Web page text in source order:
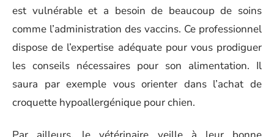
est vulnérable et a besoin de beaucoup de soins
comme l’administration des vaccins. Ce professionnel
dispose de l’expertise adéquate pour vous prodiguer
les conseils nécessaires pour son alimentation. Il
saura par exemple vous orienter dans l’achat de
croquette hypoallergénique pour chien.